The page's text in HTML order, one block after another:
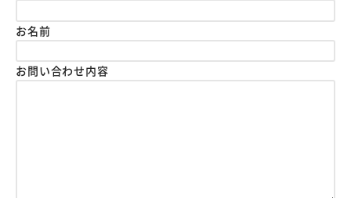
お名前
お問い合わせ内容